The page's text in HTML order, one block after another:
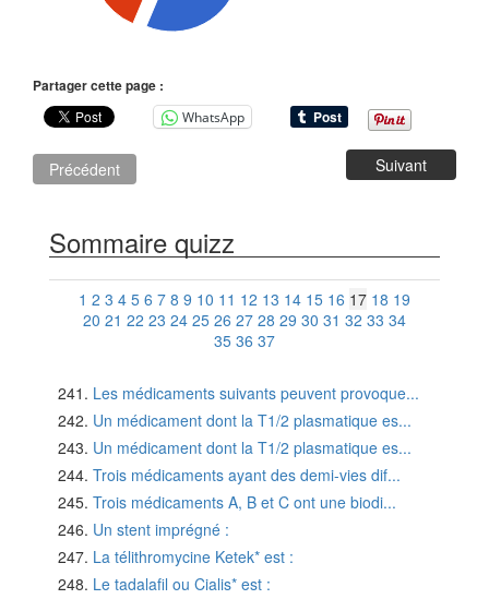
Partager cette page :
WhatsApp
Précédent Suivant
Sommaire quizz
1 2 3 4 5 6 7 8 9 10 11 12 13 14 15 16 17 18 19
20 21 22 23 24 25 26 27 28 29 30 31 32 33 34
35 36 37
Les médicaments suivants peuvent provoque...
Un médicament dont la T1/2 plasmatique es...
Un médicament dont la T1/2 plasmatique es...
Trois médicaments ayant des demi-vies dif...
Trois médicaments A, B et C ont une biodi...
Un stent imprégné :
La télithromycine Ketek* est :
Le tadalafil ou Cialis* est :